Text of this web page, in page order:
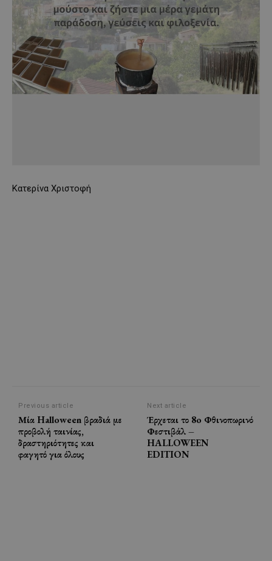
Κατερίνα Χριστοφή
Previous article
Μία Halloween βραδιά με
προβολή ταινίας,
δραστηριότητες και
φαγητό για όλους
Next article
Έρχεται το 8o Φθινοπωρινό
Φεστιβάλ –
HALLOWEEN
EDITION